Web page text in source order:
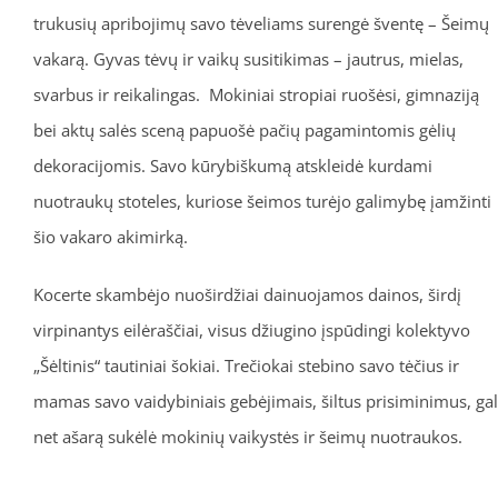
trukusių apribojimų savo tėveliams surengė šventę – Šeimų
vakarą. Gyvas tėvų ir vaikų susitikimas – jautrus, mielas,
svarbus ir reikalingas. Mokiniai stropiai ruošėsi, gimnaziją
bei aktų salės sceną papuošė pačių pagamintomis gėlių
dekoracijomis. Savo kūrybiškumą atskleidė kurdami
nuotraukų stoteles, kuriose šeimos turėjo galimybę įamžinti
šio vakaro akimirką.
Kocerte skambėjo nuoširdžiai dainuojamos dainos, širdį
virpinantys eilėraščiai, visus džiugino įspūdingi kolektyvo
„Šėltinis“ tautiniai šokiai. Trečiokai stebino savo tėčius ir
mamas savo vaidybiniais gebėjimais, šiltus prisiminimus, gal
net ašarą sukėlė mokinių vaikystės ir šeimų nuotraukos.